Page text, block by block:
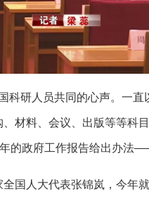
科研人员共同的心声。一
材料、会议、出版等等科
的政府工作报告给出办法
国人大代表张锦岚，今年